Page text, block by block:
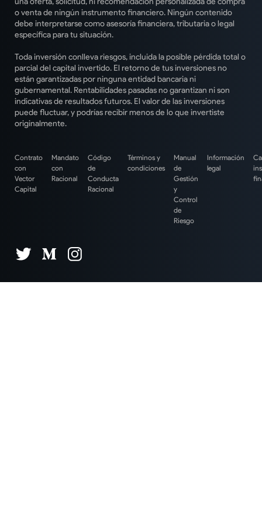
o venta de ningún instrumento financiero. Ningún contenido
debe interpretarse como asesoría financiera, tributaria o legal
específica para tu situación.
Toda inversión conlleva riesgos, incluida la posible pérdida total o
parcial del capital invertido. El retorno de tus inversiones no
están garantizadas por ninguna entidad bancaria ni
gubernamental. Rentabilidades pasadas no garantizan ni son
indicativas de resultados futuros. El valor de las inversiones
puede fluctuar, y podrías recibir menos de lo que invertiste
originalmente.
Contrato
con
Vector
Capital
Mandato
con
Racional
Código
de
Conducta
Racional
Términos y
condiciones
Manual
de
Gestión
y
Control
de
Riesgo
Información
legal